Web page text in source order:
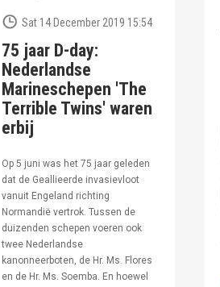
Sat 14 December 2019 15:54
75 jaar D-day:
Nederlandse
Marineschepen 'The
Terrible Twins' waren
erbij
Op 5 juni was het 75 jaar geleden
dat de Geallieerde invasievloot
vanuit Engeland richting
Normandië vertrok. Tussen de
duizenden schepen voeren ook
twee Nederlandse
kanonneerboten, de Hr. Ms. Flores
en de Hr. Ms. Soemba. En hoewel